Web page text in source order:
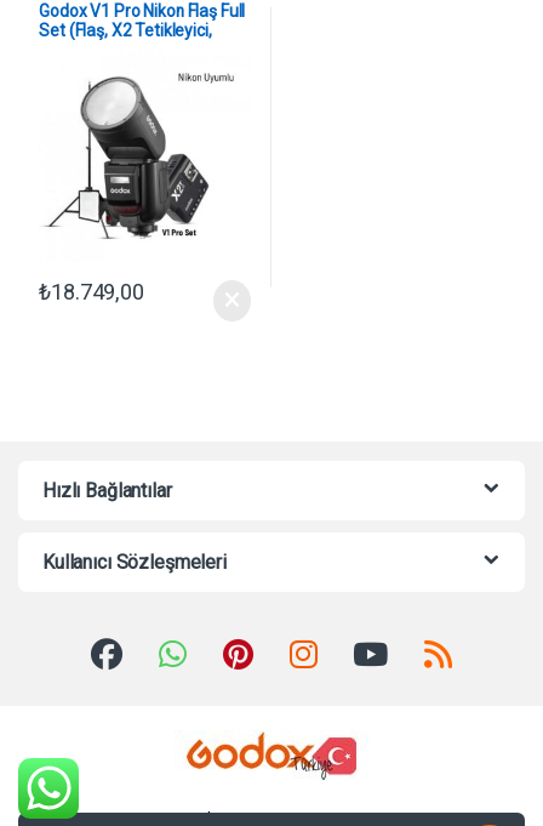
Godox V1 Pro Nikon Flaş Full
Set (Flaş, X2 Tetikleyici,
₺18.749,00
Hızlı Bağlantılar
Kullanıcı Sözleşmeleri
Sorularınız mı var? Bize 7/24